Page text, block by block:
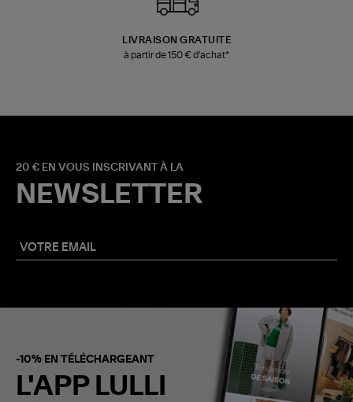
LIVRAISON GRATUITE
à partir de 150 € d'achat*
20 € EN VOUS INSCRIVANT À LA
NEWSLETTER
-10% EN TÉLÉCHARGEANT
L'APP LULLI